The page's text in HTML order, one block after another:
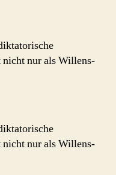
nicht nur als Willens-
nicht nur als Willens-